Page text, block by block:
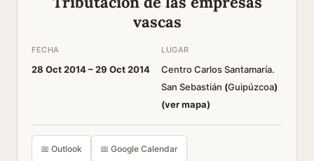
vascas
FECHA
28 Oct 2014 –29 Oct 2014
LUGAR
Centro Carlos Santamaría.
San Sebastián (Guipúzcoa)
(ver mapa)
📅 Outlook 📅 Google Calendar